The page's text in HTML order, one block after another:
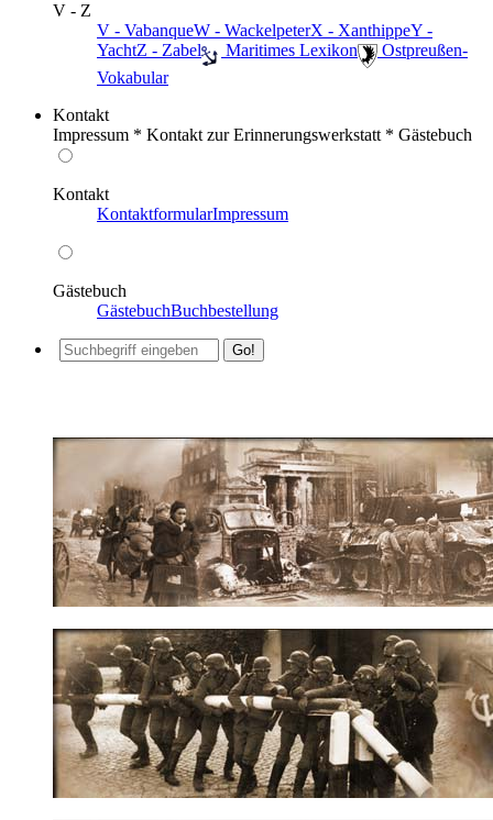
V - Z
V - VabanqueW - WackelpeterX - XanthippeY -
YachtZ - Zabel ️ Maritimes Lexikon
️ Ostpreußen-
Vokabular
Kontakt
Impressum * Kontakt zur Erinnerungswerkstatt * Gästebuch
Kontakt
KontaktformularImpressum
Gästebuch
GästebuchBuchbestellung